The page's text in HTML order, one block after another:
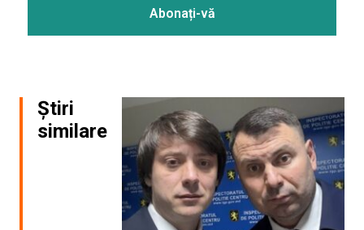
Știri
similare